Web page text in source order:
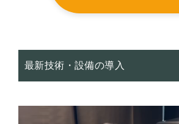
最新技術・設備の導入